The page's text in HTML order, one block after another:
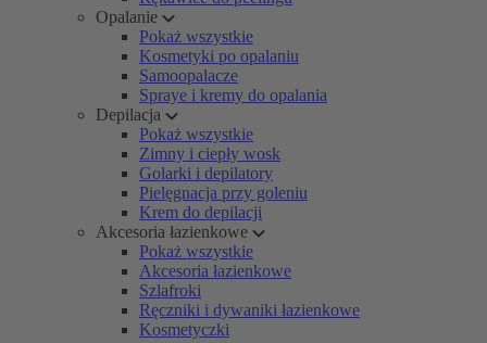
Opalanie
Pokaż wszystkie
Kosmetyki po opalaniu
Samoopalacze
Spraye i kremy do opalania
Depilacja
Pokaż wszystkie
Zimny i ciepły wosk
Golarki i depilatory
Pielęgnacja przy goleniu
Krem do depilacji
Akcesoria łazienkowe
Pokaż wszystkie
Akcesoria łazienkowe
Szlafroki
Ręczniki i dywaniki łazienkowe
Kosmetyczki